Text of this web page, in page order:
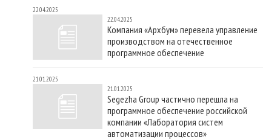
22.04.2025
22.04.2025
Компания «Архбум» перевела управление
производством на отечественное
программное обеспечение
21.01.2025
21.01.2025
Segezha Group частично перешла на
программное обеспечение российской
компании «Лаборатория систем
автоматизации процессов»